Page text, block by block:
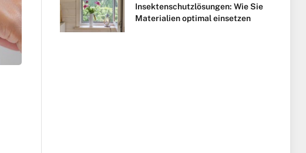
Insektenschutzlösungen: Wie Sie
Materialien optimal einsetzen